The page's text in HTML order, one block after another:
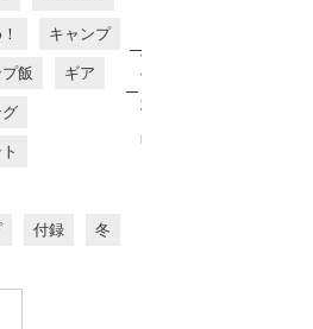
キャンプ
飯 ギア
付録 冬
す
す
め
商
品